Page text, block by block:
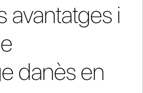
avantatges i
danès en